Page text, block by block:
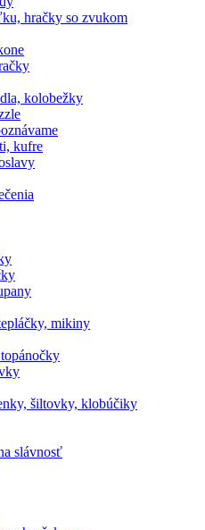
hračky so zvukom
kolobežky
kufre
mikiny
šiltovky, klobúčiky
slávnosť